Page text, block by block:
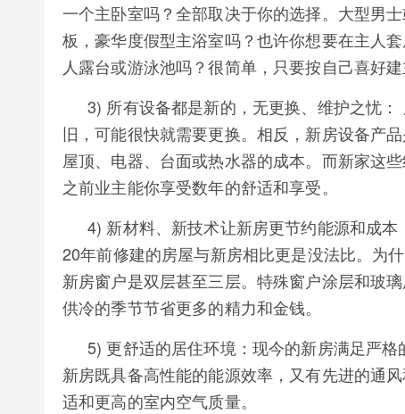
一个主卧室吗？全部取决于你的选择。大型男
板，豪华度假型主浴室吗？也许你想要在主人
人露台或游泳池吗？很简单，只要按自己喜好建
3) 所有设备都是新的，无更换、维护之忧
旧，可能很快就需要更换。相反，新房设备产
屋顶、电器、台面或热水器的成本。而新家这
之前业主能你享受数年的舒适和享受。
4) 新材料、新技术让新房更节约能源和成
20年前修建的房屋与新房相比更是没法比。为
新房窗户是双层甚至三层。特殊窗户涂层和玻
供冷的季节节省更多的精力和金钱。
5) 更舒适的居住环境：现今的新房满足严格
新房既具备高性能的能源效率，又有先进的通
适和更高的室内空气质量。